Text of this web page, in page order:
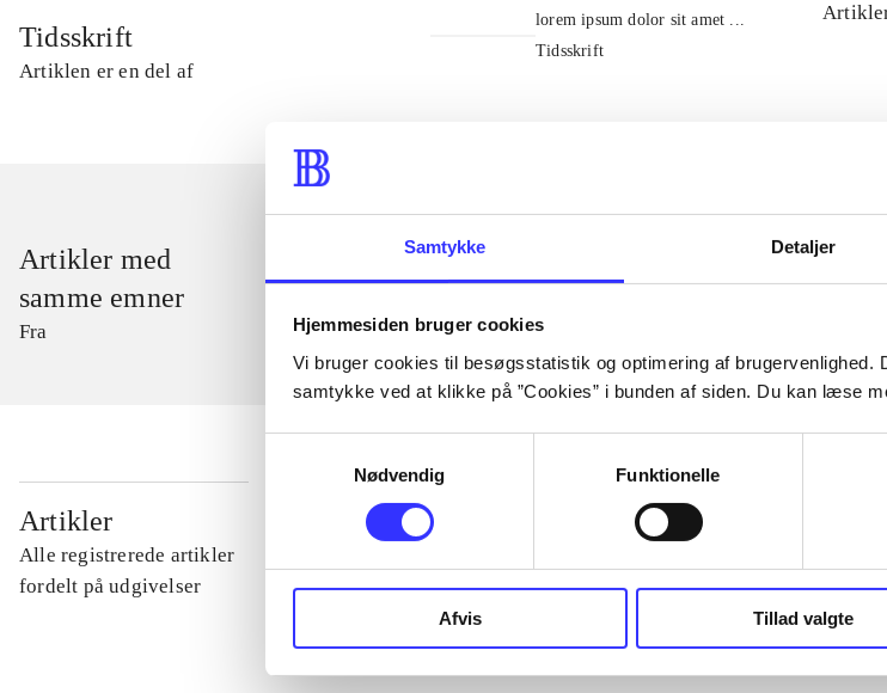
Samtykke Detaljer
Hjemmesiden bruger cookies
Vi bruger cookies til besøgsstatistik og optimering af
samtykke ved at klikke på ”Cookies” i bunden af siden. Du kan læse
Nødvendig
Funktionelle
Afvis Tillad valgte
Tidsskrift
Artiklen er en del af
lorem ipsum dolor sit amet ...
Tidsskrift
Artikler med
samme emner
Fra
Artikler
Alle registrerede artikler
fordelt på udgivelser
...